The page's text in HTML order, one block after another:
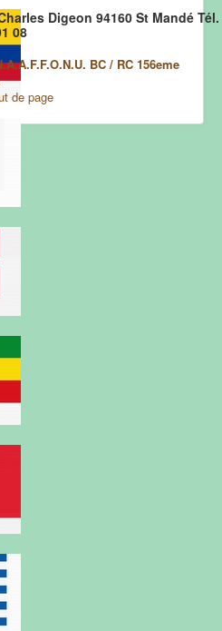
Digeon 94160 St Mandé
08
BC / RC 156eme
réserved.
de page